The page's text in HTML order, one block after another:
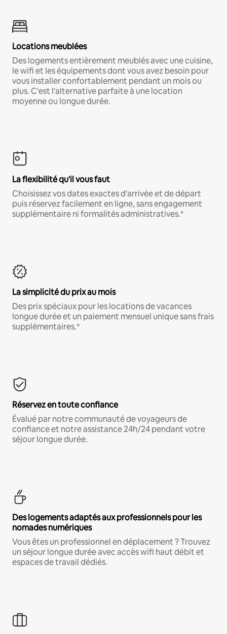
Locations meublées
Des logements entièrement meublés avec une cuisine,
le wifi et les équipements dont vous avez besoin pour
vous installer confortablement pendant un mois ou
plus. C'est l'alternative parfaite à une location
moyenne ou longue durée.
La flexibilité qu'il vous faut
Choisissez vos dates exactes d'arrivée et de départ
puis réservez facilement en ligne, sans engagement
supplémentaire ni formalités administratives.*
La simplicité du prix au mois
Des prix spéciaux pour les locations de vacances
longue durée et un paiement mensuel unique sans frais
supplémentaires.*
Réservez en toute confiance
Évalué par notre communauté de voyageurs de
confiance et notre assistance 24h/24 pendant votre
séjour longue durée.
Des logements adaptés aux professionnels pour les
nomades numériques
Vous êtes un professionnel en déplacement ? Trouvez
un séjour longue durée avec accès wifi haut débit et
espaces de travail dédiés.